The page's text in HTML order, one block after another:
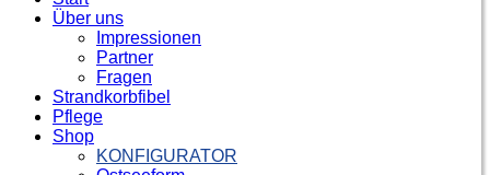
Über uns
Impressionen
Partner
Fragen
Strandkorbfibel
Pflege
Shop
KONFIGURATOR